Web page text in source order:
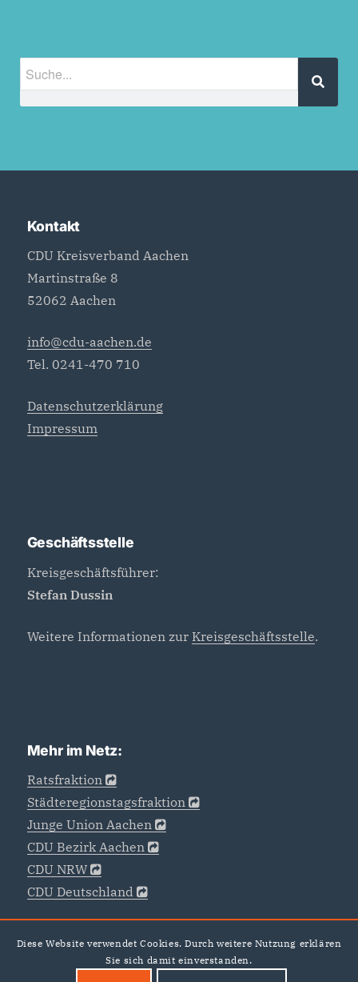
Kontakt
CDU Kreisverband Aachen
Martinstraße 8
52062 Aachen
info@cdu-aachen.de
Tel. 0241-470 710
Datenschutzerklärung
Impressum
Geschäftsstelle
Kreisgeschäftsführer:
Stefan Dussin
Weitere Informationen zur Kreisgeschäftsstelle.
Mehr im Netz:
Ratsfraktion
Städteregionstagsfraktion
Junge Union Aachen
CDU Bezirk Aachen
CDU NRW
CDU Deutschland
Diese Website verwendet Cookies. Durch weitere Nutzung erklären
Sie sich damit einverstanden.